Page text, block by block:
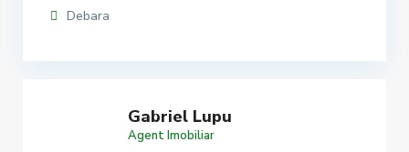
Debara
Gabriel Lupu
Agent Imobiliar